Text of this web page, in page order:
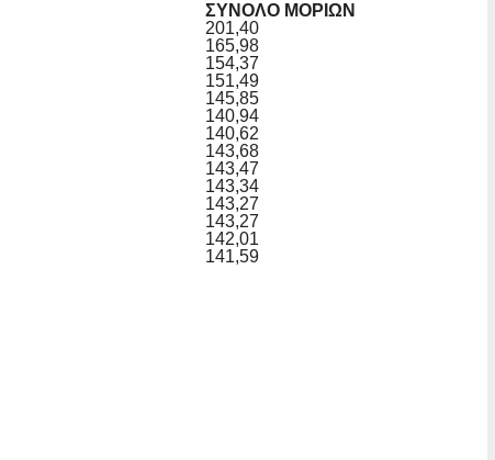
ΣΥΝΟΛΟ ΜΟΡΙΩΝ
201,40
165,98
154,37
151,49
145,85
140,94
140,62
143,68
143,47
143,34
143,27
143,27
142,01
141,59